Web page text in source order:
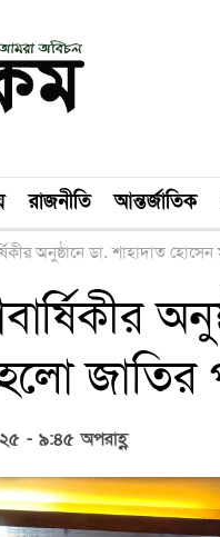
রাজনীতি আন্তর্জাতিক
অনুষ্ঠানে ডা. শাহাদাত
জাতির
- ৯:৪৫ অপরাহ্ণ